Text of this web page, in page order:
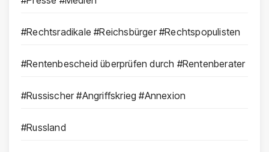
#Rechtsradikale #Reichsbürger #Rechtspopulisten
#Rentenbescheid überprüfen durch #Rentenberater
#Russischer #Angriffskrieg #Annexion
#Russland